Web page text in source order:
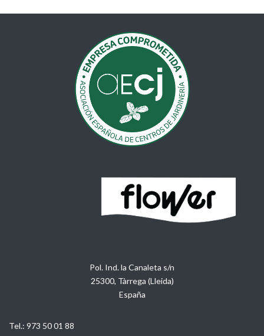
Pol. Ind. la Canaleta s/n
25300, Tàrrega (Lleida)
España
Tel.: 973 50 01 88